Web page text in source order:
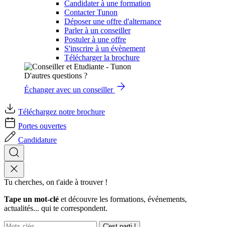
Candidater à une formation
Contacter Tunon
Déposer une offre d'alternance
Parler à un conseiller
Postuler à une offre
S'inscrire à un évènement
Télécharger la brochure
D'autres questions ?
Échanger avec un conseiller
Téléchargez notre brochure
Portes ouvertes
Candidature
Tu cherches, on t'aide à trouver !
Tape un mot-clé et découvre les formations, événements,
actualités... qui te correspondent.